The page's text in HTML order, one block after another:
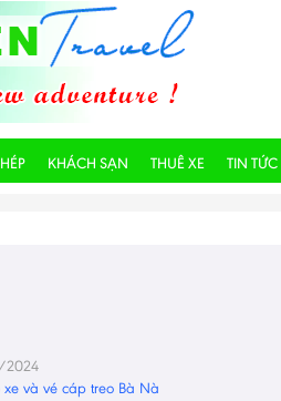
KHÁCH SẠN THUÊ XE TIN TỨC
2024
xe và vé cáp treo Bà Nà